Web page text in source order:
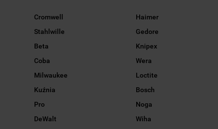
Cromwell
Stahlwille
Beta
Coba
Milwaukee
Kuźnia
Pro
DeWalt
Haimer
Gedore
Knipex
Wera
Loctite
Bosch
Noga
Wiha